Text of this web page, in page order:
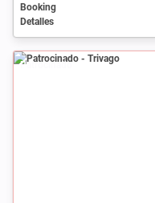
Booking
Detalles
Patrocinado